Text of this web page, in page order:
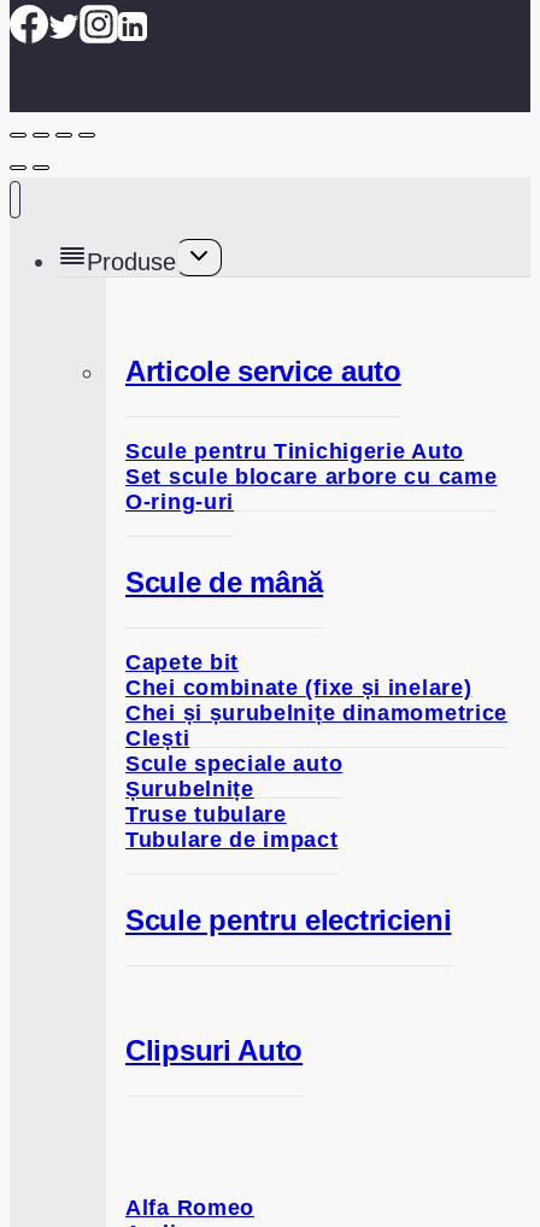
Produse
Toggle
Articole service auto
Scule pentru Tinichigerie Auto
Set scule blocare arbore cu came
O-ring-uri
Scule de mână
Capete bit
Chei combinate (fixe și inelare)
Chei și șurubelnițe dinamometrice
Clești
Scule speciale auto
Șurubelnițe
Truse tubulare
Tubulare de impact
Scule pentru electricieni
Clipsuri Auto
Alfa Romeo